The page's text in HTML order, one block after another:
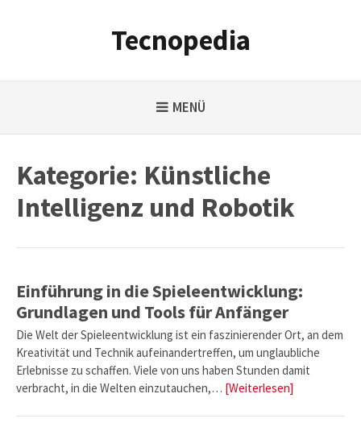
Tecnopedia
MENÜ
Kategorie: Künstliche
Intelligenz und Robotik
Einführung in die Spieleentwicklung:
Grundlagen und Tools für Anfänger
Die Welt der Spieleentwicklung ist ein faszinierender Ort, an dem
Kreativität und Technik aufeinandertreffen, um unglaubliche
Erlebnisse zu schaffen. Viele von uns haben Stunden damit
verbracht, in die Welten einzutauchen,… [Weiterlesen]